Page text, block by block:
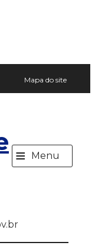
Mapa do site
≡ Menu